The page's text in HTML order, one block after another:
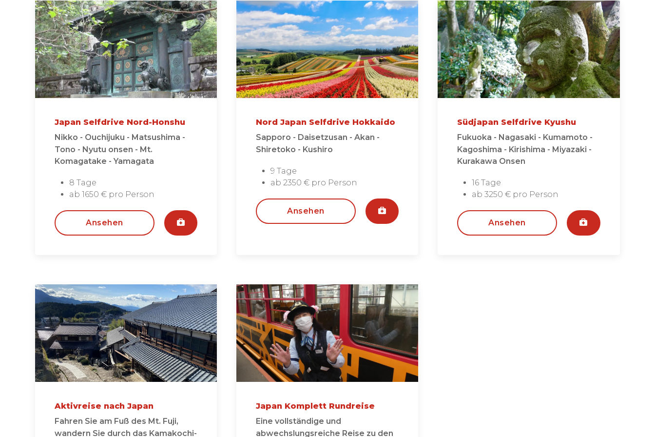
Japan Selfdrive Nord-Honshu
Nikko - Ouchijuku - Matsushima -
Tono - Nyutu onsen - Mt.
Komagatake - Yamagata
8 Tage
ab 1650 € pro Person
Ansehen
Nord Japan Selfdrive Hokkaido
Sapporo - Daisetzusan - Akan -
Shiretoko - Kushiro
9 Tage
ab 2350 € pro Person
Ansehen
Südjapan Selfdrive Kyushu
Fukuoka - Nagasaki - Kumamoto -
Kagoshima - Kirishima - Miyazaki -
Kurakawa Onsen
16 Tage
ab 3250 € pro Person
Ansehen
Aktivreise nach Japan
Fahren Sie am Fuß des Mt. Fuji,
wandern Sie durch das Kamakochi-
Japan Komplett Rundreise
Eine vollständige und
abwechslungsreiche Reise zu den